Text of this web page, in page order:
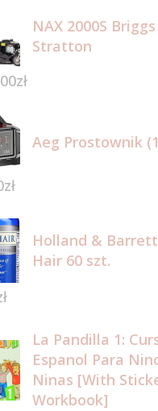
NAX 2000S Briggs
Stratton
zł
Aeg Prostownik
zł
Holland &
Hair 60 szt.
La Pandilla 1:
Espanol Para
Ninas [With
Workbook]